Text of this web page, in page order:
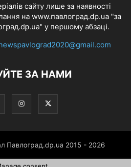
сайту лише за наявності
на www.павлоград.dp.ua "за
у першому абзаці.
ЗА НАМИ
Павлоград.dp.ua 2015 - 2026